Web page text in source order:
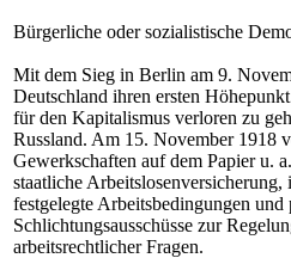
Bürgerliche oder sozialistische
Mit dem Sieg in Berlin am 9.
Deutschland ihren ersten
für den Kapitalismus verloren zu
Russland. Am 15. November 1918
Gewerkschaften auf dem Papier u.
staatliche
festgelegte Arbeitsbedingungen und
Schlichtungsausschüsse zur
arbeitsrechtlicher Fragen.